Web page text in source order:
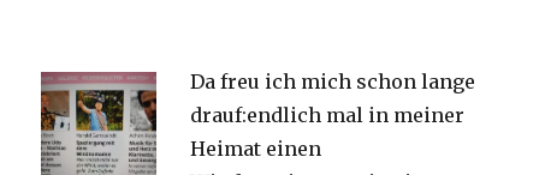
Da freu ich mich schon lange
drauf:endlich mal in meiner
Heimat einen